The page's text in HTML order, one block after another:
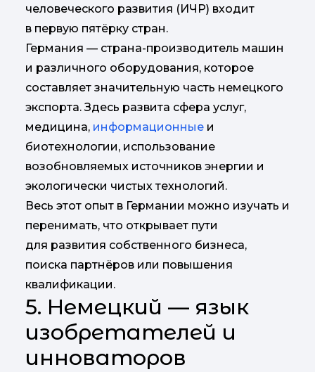
человеческого развития (ИЧР) входит
в первую пятёрку стран.
Германия — страна-производитель машин
и различного оборудования, которое
составляет значительную часть немецкого
экспорта. Здесь развита сфера услуг,
медицина, информационные и
биотехнологии, использование
возобновляемых источников энергии и
экологически чистых технологий.
Весь этот опыт в Германии можно изучать и
перенимать, что открывает пути
для развития собственного бизнеса,
поиска партнёров или повышения
квалификации.
5. Немецкий — язык
изобретателей и
инноваторов